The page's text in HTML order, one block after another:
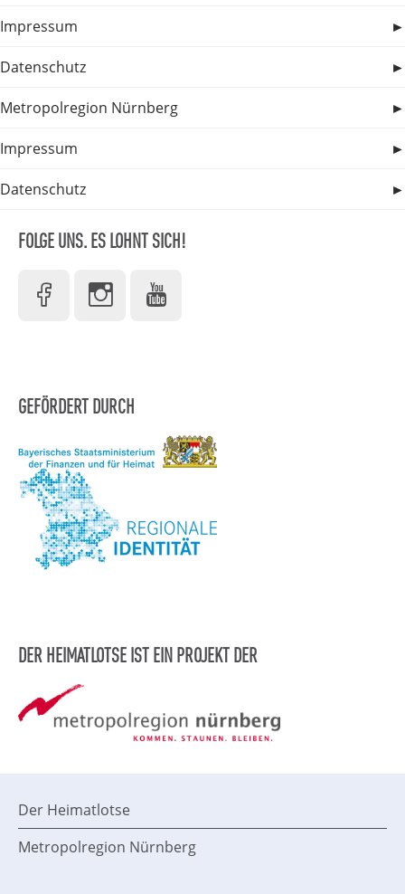
Impressum
Datenschutz
Metropolregion Nürnberg
Impressum
Datenschutz
FOLGE UNS. ES LOHNT SICH!
GEFÖRDERT DURCH
DER HEIMATLOTSE IST EIN PROJEKT DER
Der Heimatlotse
Metropolregion Nürnberg